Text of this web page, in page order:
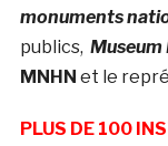
monuments
publics, Museum
MNHN et le
PLUS DE 100